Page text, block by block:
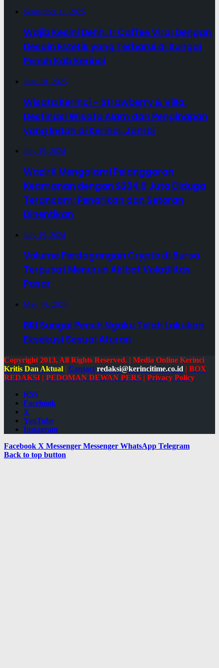
September 11, 2025
Wajib Kesini Dehh..!! Caffee Viral Dengan
Desain Estetik yang Terbarui di Sungai
Penuh Kab Kerinci
June 10, 2025
Wisata Kerinci – Strawberry & Villa:
Destinasi Wisata Alam dan Penginapan
yang Indah di Kerinci, Jambi
July 19, 2024
WazirX Mengalami Pelanggaran
Keamanan dengan $234,9 Juta Diduga
Terancam; Penarikan dan Setoran
Dihentikan
July 19, 2024
Volume Perdagangan Crypto di Bursa
Terpusat Menurun Akibat Volatilitas
Pasar
May 14, 2024
BRI Sungai Penuh Ngaku Telah Lakukan
Eksekusi Sesuai Aturan
Copyright 2013, All Rights Reserved. | Media Online Kerinci
Kritis Dan Aktual | Contact redaksi@kerincitime.co.id | BOX
REDAKSI | PEDOMAN DEWAN PERS | Privacy Policy
RSS
Facebook
X
YouTube
Instagram
Facebook X Messenger Messenger WhatsApp Telegram
Back to top button